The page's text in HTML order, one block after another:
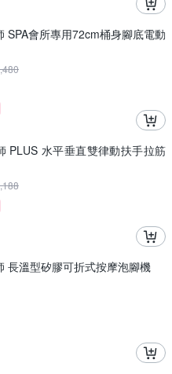
SPA會所專用72cm桶身腳底電動
PLUS ⽔平垂直雙律動扶⼿拉筋
長溫型矽膠可折式按摩泡腳機